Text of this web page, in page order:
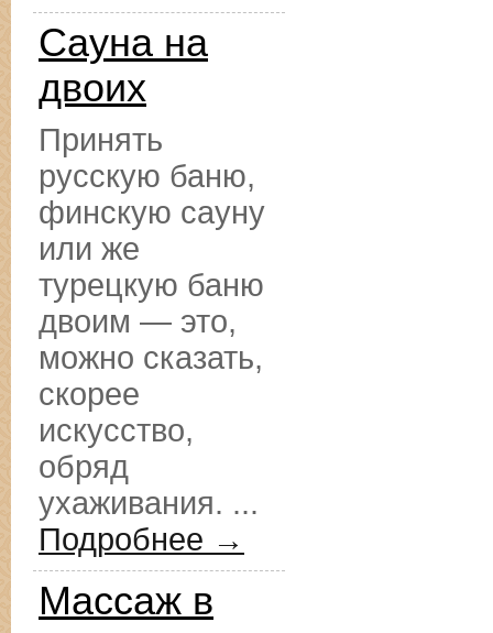
Сауна на
двоих
Принять
русскую баню,
финскую сауну
или же
турецкую баню
двоим — это,
можно сказать,
скорее
искусство,
обряд
ухаживания. ...
Подробнее →
Массаж в